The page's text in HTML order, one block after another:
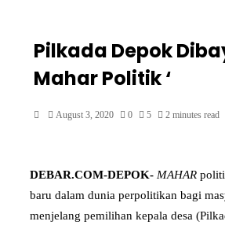
Pilkada Depok
Mahar Politik ‘
August 3, 2020 0 5 2 minutes read
DEBAR.COM-DEPOK- MAHAR
baru dalam dunia perpolitikan bagi
menjelang pemilihan kepala desa